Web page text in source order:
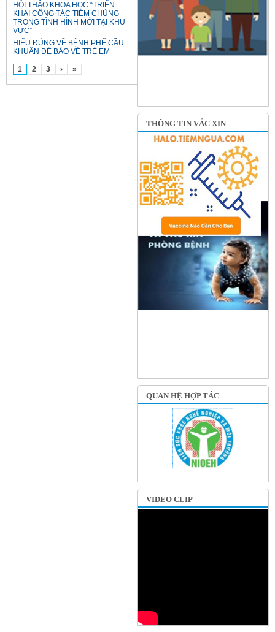
HỘI THẢO KHOA HỌC “TRIỂN
KHAI CÔNG TÁC TIÊM CHỦNG
TRONG TÌNH HÌNH MỚI TẠI KHU
VỰC”
HIỂU ĐÚNG VỀ BỆNH PHẾ CẦU
KHUẨN ĐỂ BẢO VỆ TRẺ EM
1 2 3 › »
THÔNG TIN VẮC XIN
QUAN HỆ HỢP TÁC
VIDEO CLIP